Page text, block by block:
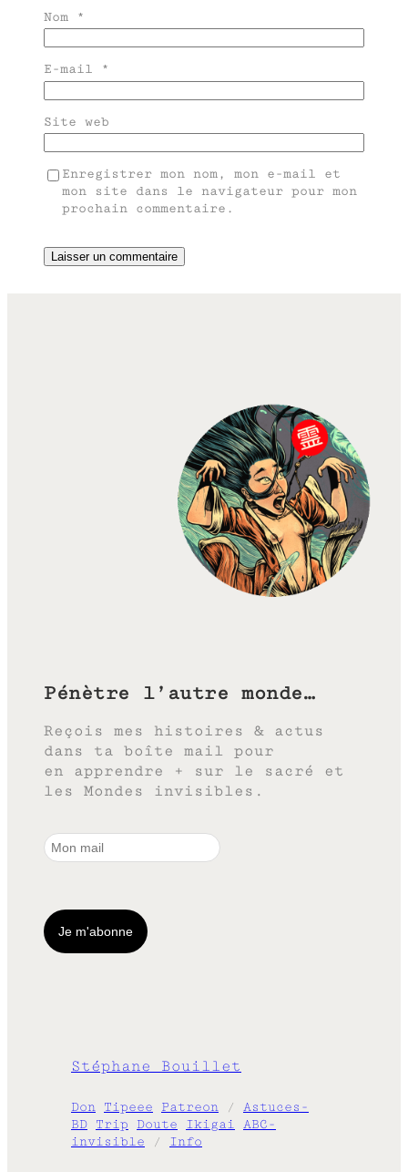
Nom *
E-mail *
Site web
Enregistrer mon nom, mon e-mail et
mon site dans le navigateur pour mon
prochain commentaire.
Pénètre l’autre monde…
Reçois mes histoires & actus
dans ta boîte mail pour
en apprendre + sur le sacré et
les Mondes invisibles.
Stéphane Bouillet
Don Tipeee Patreon / Astuces-
BD Trip Doute Ikigai ABC-
invisible / Info